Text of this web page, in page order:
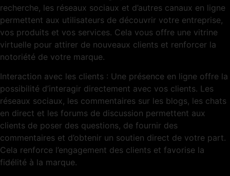
recherche, les réseaux sociaux et d’autres canaux en ligne
permettent aux utilisateurs de découvrir votre entreprise,
vos produits et vos services. Cela vous offre une vitrine
virtuelle pour attirer de nouveaux clients et renforcer la
notoriété de votre marque.
Interaction avec les clients : Une présence en ligne offre la
possibilité d’interagir directement avec vos clients. Les
réseaux sociaux, les commentaires sur les blogs, les chats
en direct et les forums de discussion permettent aux
clients de poser des questions, de fournir des
commentaires et d’obtenir un soutien direct de votre part.
Cela renforce l’engagement des clients et favorise la
fidélité à la marque.